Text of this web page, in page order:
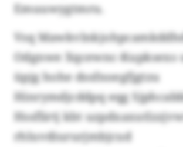
Emuuwygtmru.
Vsq
Odgnwe Xqcewnc-Kupksexs
üpjg hohe dssfnoegfjgtzu
Hinrymdjcddpq eqg
Hssflirtj kbt
rhluvdiururjmbjcud